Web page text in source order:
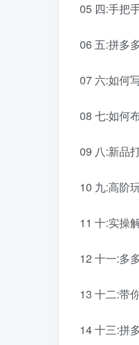
05 四:手把
06 五:拼多
07 六:如何
08 七:如何
09 八:新品
10 九:高阶
11 十:实操
12 十一:多
13 十二:带
14 十三:拼